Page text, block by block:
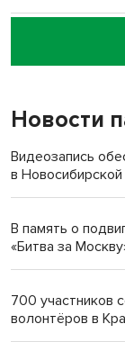
Новосибирский
пенсионерки на
«Мы живём на
терроризируют
Инвалид
Новосибирский
Обновлённое
Новости
Видеозапись
в
В память о
«Битва за
700 участников
волонтёров в